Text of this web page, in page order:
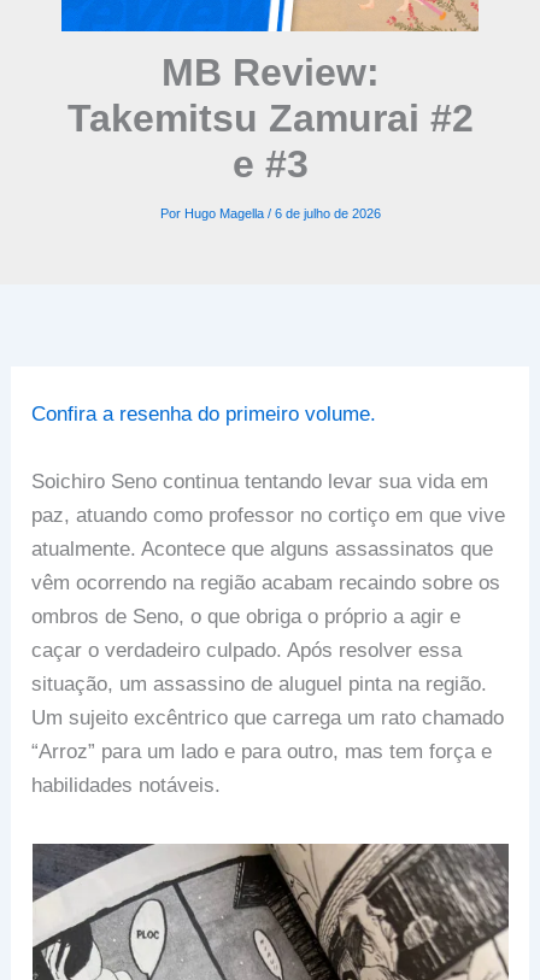
MB Review:
Takemitsu Zamurai #2
e #3
Por Hugo Magella / 6 de julho de 2026
Confira a resenha do primeiro volume.
Soichiro Seno continua tentando levar sua vida em
paz, atuando como professor no cortiço em que vive
atualmente. Acontece que alguns assassinatos que
vêm ocorrendo na região acabam recaindo sobre os
ombros de Seno, o que obriga o próprio a agir e
caçar o verdadeiro culpado. Após resolver essa
situação, um assassino de aluguel pinta na região.
Um sujeito excêntrico que carrega um rato chamado
“Arroz” para um lado e para outro, mas tem força e
habilidades notáveis.